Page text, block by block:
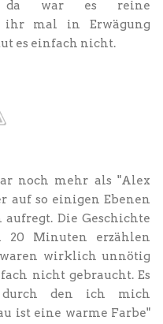
da war es reine
ihr mal in Erwägung
es einfach nicht.
noch mehr als "Alex
auf so einigen Ebenen
Die Geschichte
20 Minuten erzählen
wirklich unnötig
nicht gebraucht. Es
den ich mich
ist eine warme Farbe"